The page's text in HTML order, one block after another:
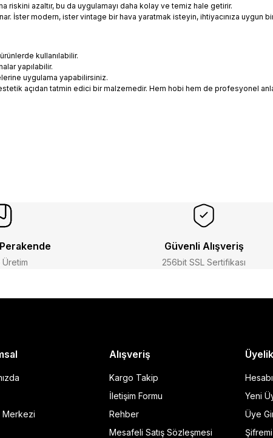
riskini azaltır, bu da uygulamayı daha kolay ve temiz hale getirir.
İster modern, ister vintage bir hava yaratmak isteyin, ihtiyacınıza uygun
kullanılabilir.
yapılabilir.
uygulama yapabilirsiniz.
açıdan tatmin edici bir malzemedir. Hem hobi hem de profesyonel
Üretim
Güvenli Alışveriş
256bit SSL Sertifikası
Merkezi
Alışveriş
Kargo Takip
İletişim Formu
Rehber
Mesafeli Satış Sözleşmesi
Üyelik
Yeni
Üye